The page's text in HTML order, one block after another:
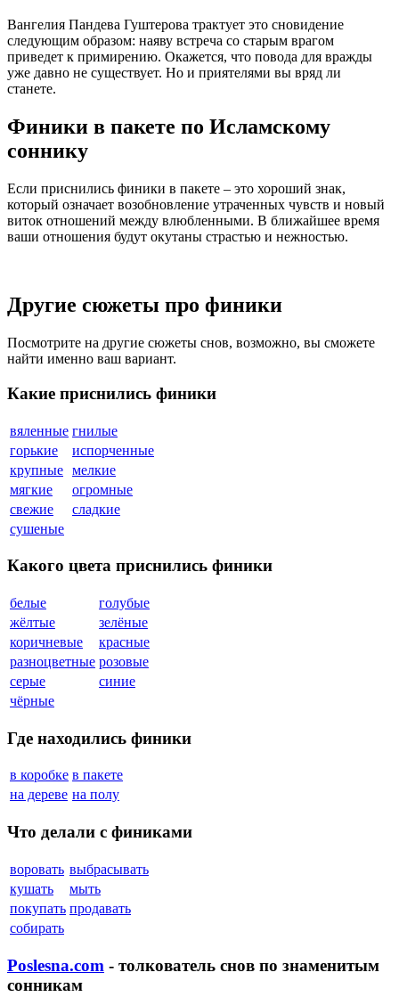
Вангелия Пaндева Гуштерова трактует это сновидение
следующим образом: наяву встреча со старым врагом
приведет к примирению. Окажется, что повода для вражды
уже давно не существует. Но и приятелями вы вряд ли
станете.
Финики в пакете по Исламскому
соннику
Если приснились финики в пакете – это хороший знак,
который означает возобновление утраченных чувств и новый
виток отношений между влюбленными. В ближайшее время
ваши отношения будут окутаны страстью и нежностью.
Другие сюжеты про финики
Посмотрите на другие сюжеты снов, возможно, вы сможете
найти именно ваш вариант.
Какие приснились финики
вяленные гнилые
горькие
испорченные
крупные мелкие
мягкие
огромные
свежие
сладкие
сушеные
Какого цвета приснились финики
белые
голубые
жёлтые
зелёные
коричневые
красные
разноцветные розовые
серые
синие
чёрные
Где находились финики
в коробке в пакете
на дереве на полу
Что делали с финиками
воровать выбрасывать
кушать
мыть
покупать продавать
собирать
Poslesna.com - толкователь снов по знаменитым
сонникам